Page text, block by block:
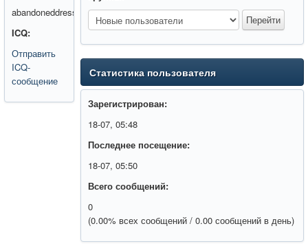
abandoneddress5
ICQ:
Отправить
ICQ-
сообщение
Статистика пользователя
Зарегистрирован:
18-07, 05:48
Последнее посещение:
18-07, 05:50
Всего сообщений:
0
(0.00% всех сообщений / 0.00 сообщений в день)